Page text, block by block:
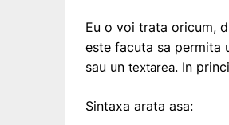
Eu o voi trata oricum,
este facuta sa permita
sau un textarea. In
Sintaxa arata asa: